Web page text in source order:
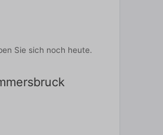
Sie sich noch heute.